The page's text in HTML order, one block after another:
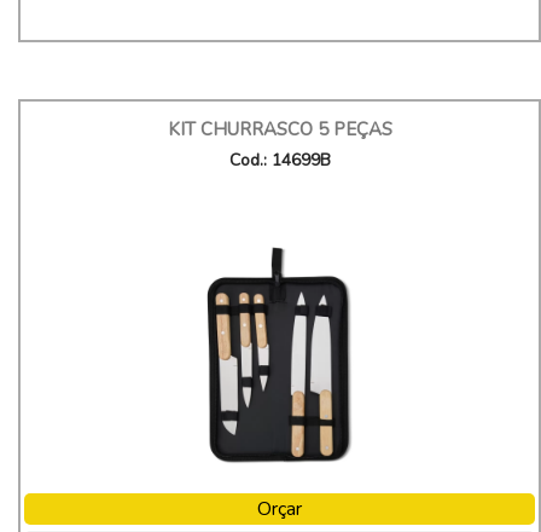
KIT CHURRASCO 5 PEÇAS
Cod.: 14699B
Orçar